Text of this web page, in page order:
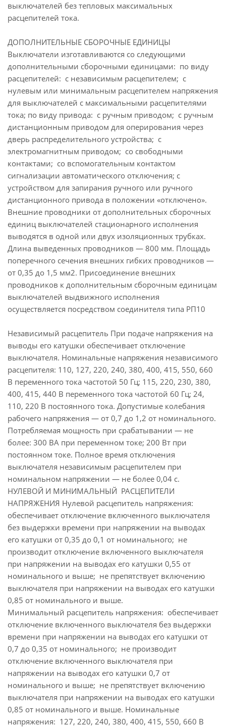
выключателей без тепловых максимальных
расцепителей тока.
ДОПОЛНИТЕЛЬНЫЕ СБОРОЧНЫЕ ЕДИНИЦЫ
Выключатели изготавливаются со следующими
дополнительными сборочными единицами: по виду
расцепителей: с независимым расцепителем; с
нулевым или минимальным расцепителем напряжения
для выключателей с максимальными расцепителями
тока; по виду привода: с ручным приводом; с ручным
дистанционным приводом для оперирования через
дверь распределительного устройства; с
электромагнитным приводом; со свободными
контактами; со вспомогательным контактом
сигнализации автоматического отключения; с
устройством для запирания ручного или ручного
дистанционного привода в положении «отключено».
Внешние проводники от дополнительных сборочных
единиц выключателей стационарного исполнения
выводятся в одной или двух изоляционных трубках.
Длина выведенных проводников — 800 мм. Площадь
поперечного сечения внешних гибких проводников —
от 0,35 до 1,5 мм2. Присоединение внешних
проводников к дополнительным сборочным единицам
выключателей выдвижного исполнения
осуществляется посредством соединителя типа РП10
Независимый расцепитель При подаче напряжения на
выводы его катушки обеспечивает отключение
выключателя. Номинальные напряжения независимого
расцепителя: 110, 127, 220, 240, 380, 400, 415, 550, 660
В переменного тока частотой 50 Гц; 115, 220, 230, 380,
400, 415, 440 В переменного тока частотой 60 Гц; 24,
110, 220 В постоянного тока. Допустимые колебания
рабочего напряжения — от 0,7 до 1,2 от номинального.
Потребляемая мощность при срабатывании — не
более: 300 ВА при переменном токе; 200 Вт при
постоянном токе. Полное время отключения
выключателя независимым расцепителем при
номинальном напряжении — не более 0,04 с.
НУЛЕВОЙ И МИНИМАЛЬНЫЙ РАСЦЕПИТЕЛИ
НАПРЯЖЕНИЯ Нулевой расцепитель напряжения:
обеспечивает отключение включенного выключателя
без выдержки времени при напряжении на выводах
его катушки от 0,35 до 0,1 от номинального; не
производит отключение включенного выключателя
при напряжении на выводах его катушки 0,55 от
номинального и выше; не препятствует включению
выключателя при напряжении на выводах его катушки
0,85 от номинального и выше.
Минимальный расцепитель напряжения: обеспечивает
отключение включенного выключателя без выдержки
времени при напряжении на выводах его катушки от
0,7 до 0,35 от номинального; не производит
отключение включенного выключателя при
напряжении на выводах его катушки 0,7 от
номинального и выше; не препятствует включению
выключателя при напряжении на выводах его катушки
0,85 от номинального и выше. Номинальные
напряжения: 127, 220, 240, 380, 400, 415, 550, 660 В